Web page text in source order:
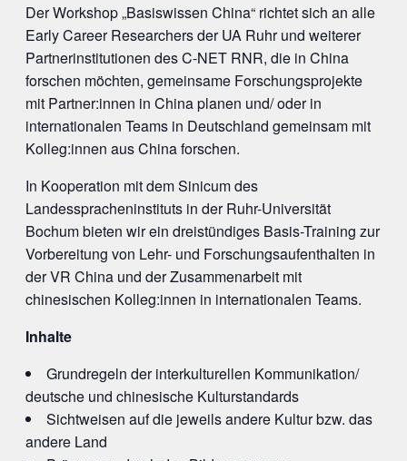
Der Workshop „Basiswissen China“ richtet sich an alle
Early Career Researchers der UA Ruhr und weiterer
Partnerinstitutionen des C-NET RNR, die in China
forschen möchten, gemeinsame Forschungsprojekte
mit Partner:innen in China planen und/ oder in
internationalen Teams in Deutschland gemeinsam mit
Kolleg:innen aus China forschen.
In Kooperation mit dem Sinicum des
Landesspracheninstituts in der Ruhr-Universität
Bochum bieten wir ein dreistündiges Basis-Training zur
Vorbereitung von Lehr- und Forschungsaufenthalten in
der VR China und der Zusammenarbeit mit
chinesischen Kolleg:innen in internationalen Teams.
Inhalte
Grundregeln der interkulturellen Kommunikation/
deutsche und chinesische Kulturstandards
Sichtweisen auf die jeweils andere Kultur bzw. das
andere Land